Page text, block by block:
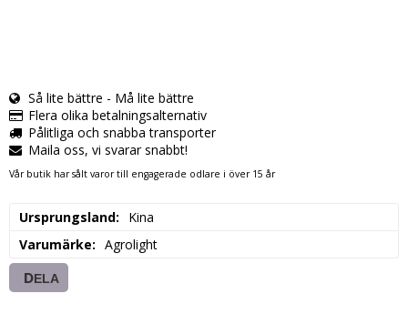
Så lite bättre - Må lite bättre
Flera olika betalningsalternativ
Pålitliga och snabba transporter
Maila oss, vi svarar snabbt!
Vår butik har sålt varor till engagerade odlare i över 15 år
Ursprungsland
Kina
Varumärke
Agrolight
DELA